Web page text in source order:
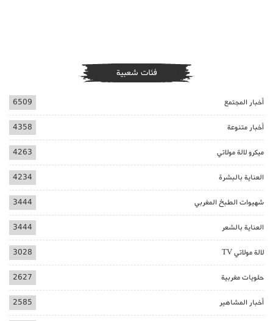
فئات شعبية
أخبار المجتمع 6509
أخبار متنوعة 4358
ميكرو لالة مولاتي 4263
العناية بالبشرة 4234
شهيوات الطبخ المغربي 3444
العناية بالشعر 3444
لالة مولاتي TV 3028
حلويات مغربية 2627
أخبار المشاهير 2585